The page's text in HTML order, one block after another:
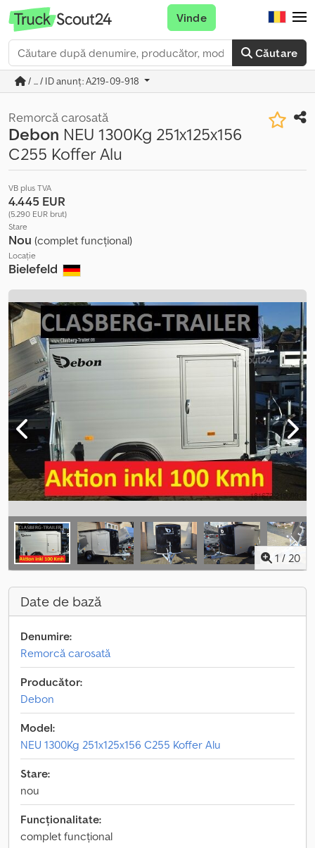
Căutare
Vinde
/ ... / ID anunț: A219-09-918
Remorcă carosată
Debon NEU 1300Kg 251x125x156
C255 Koffer Alu
VB plus TVA
4.445 EUR
(5.290 EUR brut)
Stare
Nou (complet funcțional)
Locație
Bielefeld
1 / 20
Date de bază
Denumire:
Remorcă carosată
Producător:
Debon
Model:
NEU 1300Kg 251x125x156 C255 Koffer Alu
Stare:
nou
Funcționalitate:
complet funcțional